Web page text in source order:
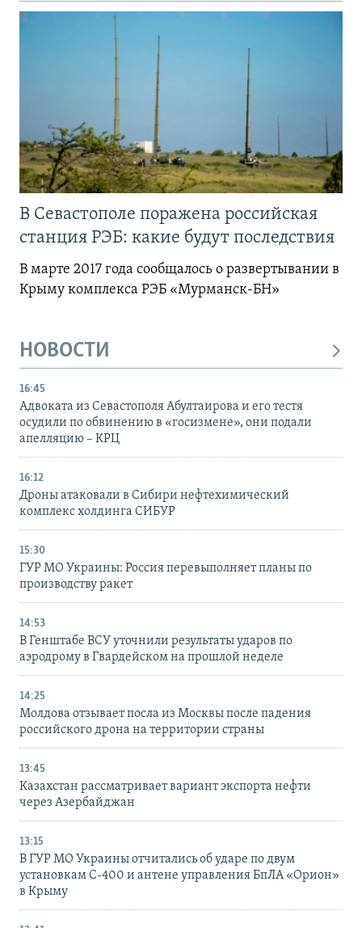
В Севастополе поражена российская
станция РЭБ: какие будут последствия
В марте 2017 года сообщалось о развертывании в
Крыму комплекса РЭБ «Мурманск-БН»
НОВОСТИ
16:45
Адвоката из Севастополя Абултаирова и его тестя
осудили по обвинению в «госизмене», они подали
апелляцию – КРЦ
16:12
Дроны атаковали в Сибири нефтехимический
комплекс холдинга СИБУР
15:30
ГУР МО Украины: Россия перевыполняет планы по
производству ракет
14:53
В Генштабе ВСУ уточнили результаты ударов по
аэродрому в Гвардейском на прошлой неделе
14:25
Молдова отзывает посла из Москвы после падения
российского дрона на территории страны
13:45
Казахстан рассматривает вариант экспорта нефти
через Азербайджан
13:15
В ГУР МО Украины отчитались об ударе по двум
установкам С-400 и антене управления БпЛА «Орион»
в Крыму